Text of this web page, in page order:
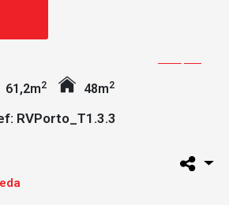
61,2m2 48m2
RVPorto_T1.3.3